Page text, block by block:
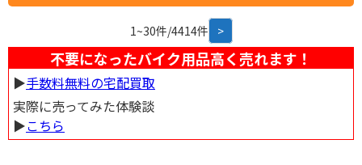
1~30件/4414件 >
不要になったバイク用品高く売れます！
▶︎手数料無料の宅配買取
実際に売ってみた体験談
▶︎こちら